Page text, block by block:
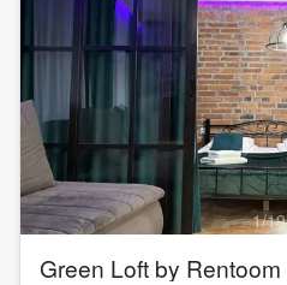
1/19
Green Loft by Rentoom